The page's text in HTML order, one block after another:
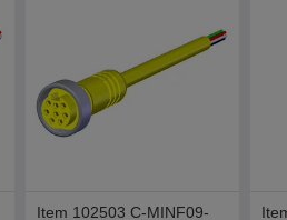
Item 102503 C-MINF09-